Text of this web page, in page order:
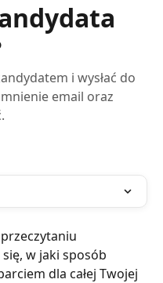
i wysłać do
email oraz
w jaki sposób
dla całej Twojej